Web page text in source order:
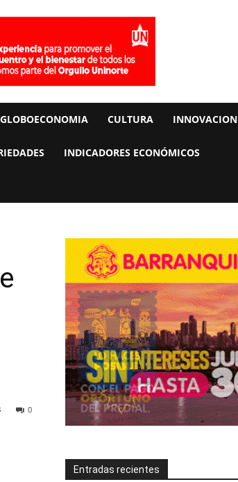
GLOBOECONOMIA CULTURA INNOVACION
INDICADORES ECONÓMICOS
0
Entradas recientes